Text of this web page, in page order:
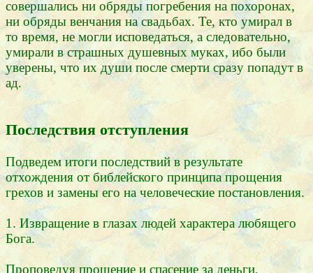
совершались ни обряды погребения на похоронах,
ни обряды венчания на свадьбах. Те, кто умирал в
то время, не могли исповедаться, а следовательно,
умирали в страшных душевных муках, ибо были
уверены, что их души после смерти сразу попадут в
ад.
Последствия отступления
Подведем итоги последствий в результате
отхождения от библейского принципа прощения
грехов и замены его на человеческие постановления.
1. Извращение в глазах людей характера любящего
Бога.
Проповедуя прощение и спасение за деньги,